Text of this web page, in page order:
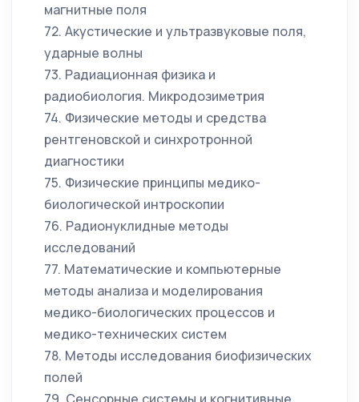
магнитные поля
72. Акустические и ультразвуковые поля,
ударные волны
73. Радиационная физика и
радиобиология. Микродозиметрия
74. Физические методы и средства
рентгеновской и синхротронной
диагностики
75. Физические принципы медико-
биологической интроскопии
76. Радионуклидные методы
исследований
77. Математические и компьютерные
методы анализа и моделирования
медико-биологических процессов и
медико-технических систем
78. Методы исследования биофизических
полей